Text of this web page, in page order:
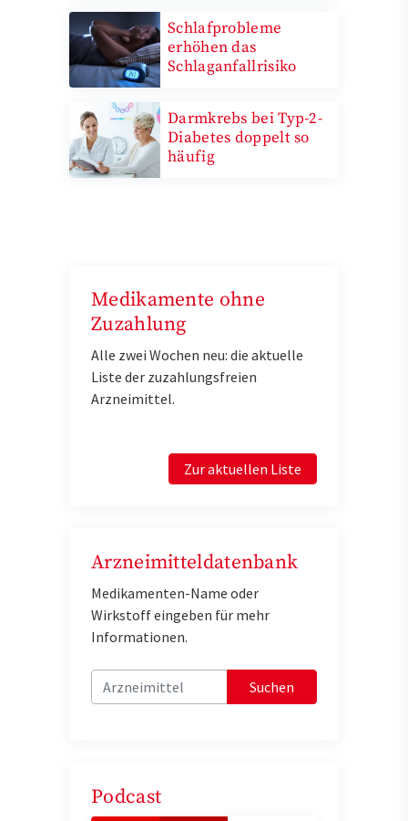
Schlafprobleme
erhöhen das
Schlaganfallrisiko
Darmkrebs bei Typ-2-
Diabetes doppelt so
häufig
Medikamente ohne
Zuzahlung
Alle zwei Wochen neu: die aktuelle
Liste der zuzahlungsfreien
Arzneimittel.
Zur aktuellen Liste
Arzneimitteldatenbank
Medikamenten-Name oder
Wirkstoff eingeben für mehr
Informationen.
Suchen
Podcast